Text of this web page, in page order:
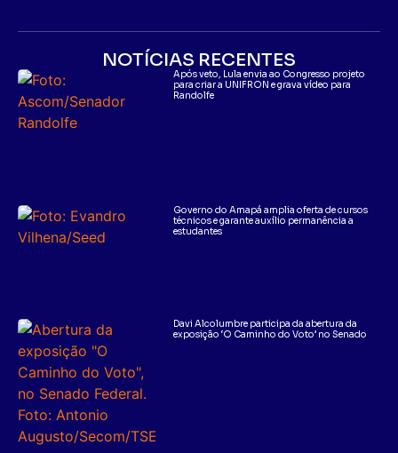
NOTÍCIAS RECENTES
Após veto, Lula envia ao Congresso projeto
para criar a UNIFRON e grava vídeo para
Randolfe
Governo do Amapá amplia oferta de cursos
técnicos e garante auxílio permanência a
estudantes
Davi Alcolumbre participa da abertura da
exposição ‘O Caminho do Voto’ no Senado